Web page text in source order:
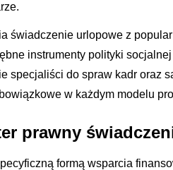
świadczenie urlopowe z
instrumenty polityki
specjaliści do spraw kadr oraz
w każdym modelu
prawny
formą wsparcia